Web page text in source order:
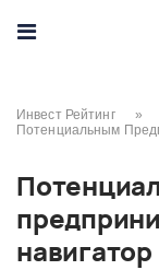
Инвест Рейтинг
»
Потенциальным
навигатор